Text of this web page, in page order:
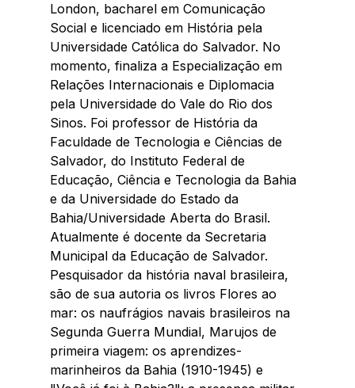
London, bacharel em Comunicação
Social e licenciado em História pela
Universidade Católica do Salvador. No
momento, finaliza a Especialização em
Relações Internacionais e Diplomacia
pela Universidade do Vale do Rio dos
Sinos. Foi professor de História da
Faculdade de Tecnologia e Ciências de
Salvador, do Instituto Federal de
Educação, Ciência e Tecnologia da Bahia
e da Universidade do Estado da
Bahia/Universidade Aberta do Brasil.
Atualmente é docente da Secretaria
Municipal da Educação de Salvador.
Pesquisador da história naval brasileira,
são de sua autoria os livros Flores ao
mar: os naufrágios navais brasileiros na
Segunda Guerra Mundial, Marujos de
primeira viagem: os aprendizes-
marinheiros da Bahia (1910-1945) e